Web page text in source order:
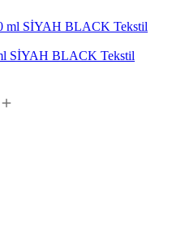
SİYAH BLACK Tekstil